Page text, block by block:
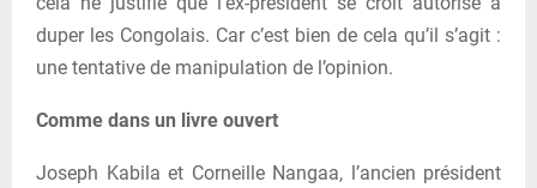
duper les Congolais. Car c’est bien de cela qu’il s’agit :
une tentative de manipulation de l’opinion.
Comme dans un livre ouvert
Joseph Kabila et Corneille Nangaa, l’ancien président